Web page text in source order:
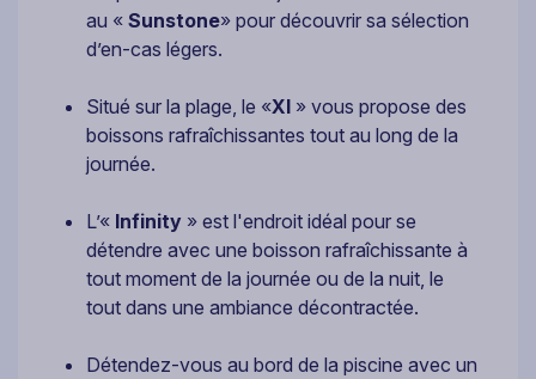
au « Sunstone» pour découvrir sa sélection
d’en-cas légers.
Situé sur la plage, le «XI » vous propose des
boissons rafraîchissantes tout au long de la
journée.
L’« Infinity » est l'endroit idéal pour se
détendre avec une boisson rafraîchissante à
tout moment de la journée ou de la nuit, le
tout dans une ambiance décontractée.
Détendez-vous au bord de la piscine avec un